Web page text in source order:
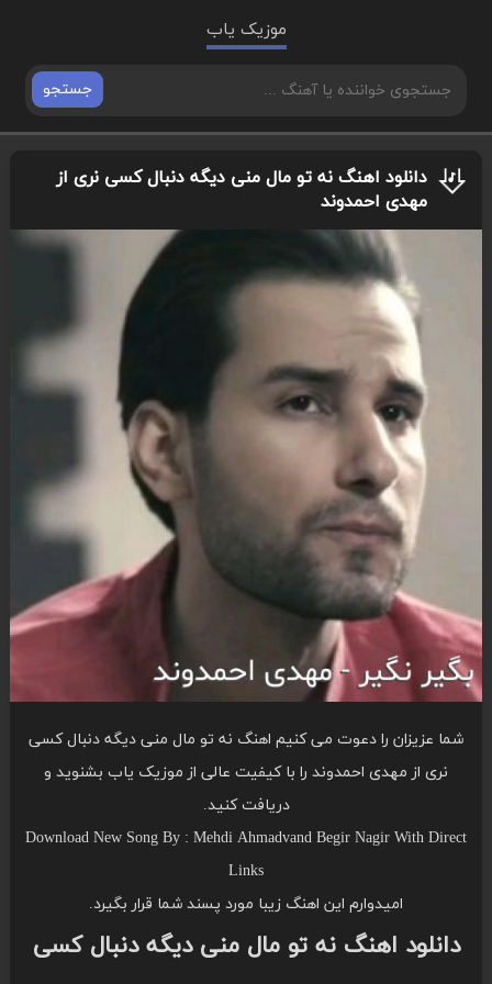
موزیک یاب
جستجو
دانلود اهنگ نه تو مال منی دیگه دنبال کسی نری از
مهدی احمدوند
شما عزیزان را دعوت می کنیم اهنگ نه تو مال منی دیگه دنبال کسی
نری از مهدی احمدوند را با کیفیت عالی از موزیک یاب بشنوید و
دریافت کنید.
Download New Song By : Mehdi Ahmadvand Begir Nagir With Direct
Links
امیدوارم این اهنگ زیبا مورد پسند شما قرار بگیرد.
دانلود اهنگ نه تو مال منی دیگه دنبال کسی